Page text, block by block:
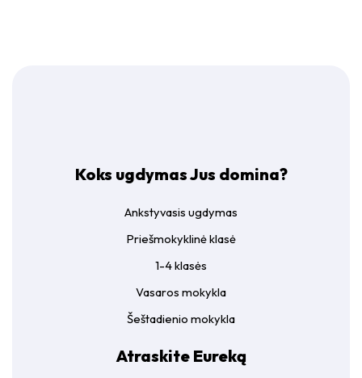
Koks ugdymas Jus domina?
Ankstyvasis ugdymas
Priešmokyklinė klasė
1-4 klasės
Vasaros mokykla
Šeštadienio mokykla
Atraskite Eureką